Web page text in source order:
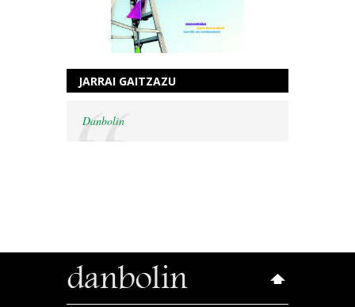
JARRAI GAITZAZU
Danbolin